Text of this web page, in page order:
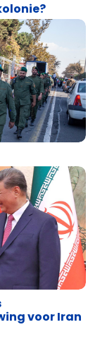
voor Iran